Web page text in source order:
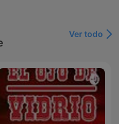
Ver todo